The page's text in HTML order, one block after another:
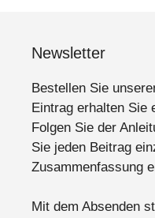
Newsletter
Bestellen Sie
Eintrag erhalten Sie
Folgen Sie der
Sie jeden Beitrag
Zusammenfassung
Mit dem Absenden